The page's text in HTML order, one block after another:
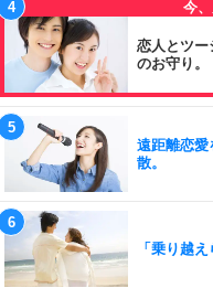
恋人とツー
のお守り。
遠距離恋愛
散。
「乗り越